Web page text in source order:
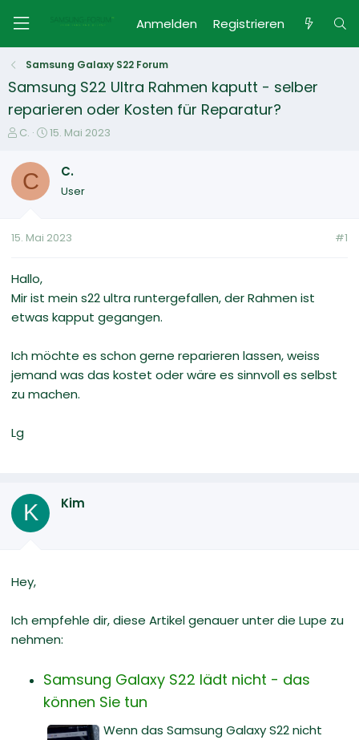
Anmelden Registrieren
Samsung Galaxy S22 Forum
Samsung S22 Ultra Rahmen kaputt - selber
reparieren oder Kosten für Reparatur?
E
s
e
e
C.
E
t
t
15. Mai 2023
C C.
User
15. Mai 2023 #1
Hallo,
Mir ist mein s22 ultra runtergefallen, der Rahmen ist
etwas kapput gegangen.
Ich möchte es schon gerne reparieren lassen, weiss
jemand was das kostet oder wäre es sinnvoll es selbst
zu machen.
Lg
K Kim
Hey,
Ich empfehle dir, diese Artikel genauer unter die Lupe zu
nehmen:
Samsung Galaxy S22 lädt nicht - das
können Sie tun
Wenn das Samsung Galaxy S22 nicht